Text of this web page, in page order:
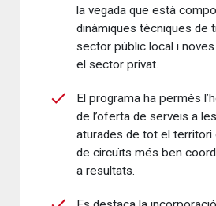
la vegada que està
dinàmiques tècniques de
sector públic local i
el sector privat.
El programa ha permès
de l’oferta de serveis a
aturades de tot el territori
de circuïts més ben
a resultats.